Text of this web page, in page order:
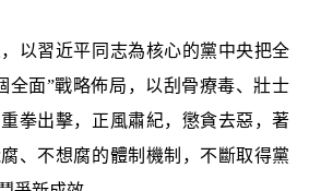
習近平同志為核心的黨中央把全
全面”戰略佈局，以刮骨療毒、壯士
拳出擊，正風肅紀，懲貪去惡，著
、不想腐的體制機制，不斷取得黨